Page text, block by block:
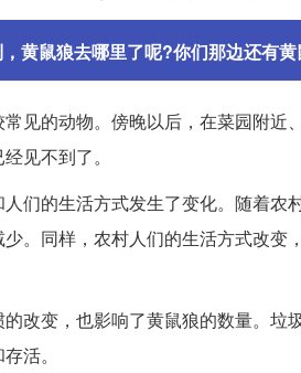
黄鼠狼去哪里了呢?你们那边还有
见的动物。傍晚以后，在菜园附
见不到了。
们的生活方式发生了变化。随着
。同样，农村人们的生活方式改
改变，也影响了黄鼠狼的数量。
活。